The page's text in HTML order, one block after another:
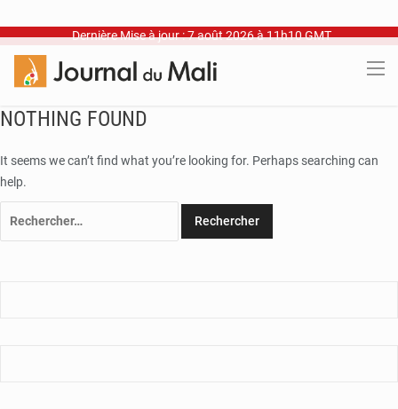
Dernière Mise à jour : 7 août 2026 à 11h10 GMT
NOTHING FOUND
It seems we can’t find what you’re looking for. Perhaps searching can
help.